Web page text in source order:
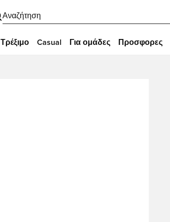
Αναζήτηση
Τρέξιμο Casual Για ομάδες Προσφορες